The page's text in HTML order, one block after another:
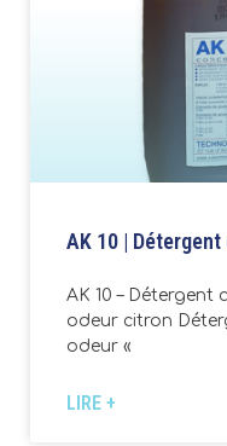
AK 10 |
AK 10 –
odeur citron
odeur «
LIRE +